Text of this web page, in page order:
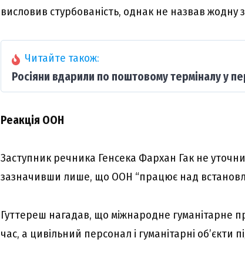
висловив стурбованість, однак не назвав жодну
Читайте також:
Росіяни вдарили по поштовому терміналу у
Реакція ООН
Заступник речника Генсека Фархан Гак не
зазначивши лише, що ООН “працює над
Гуттереш нагадав, що міжнародне гуманітарне
час, а цивільний персонал і гуманітарні об’єкти